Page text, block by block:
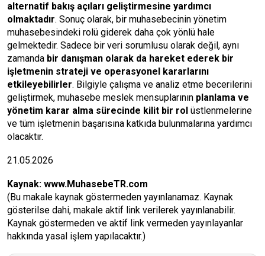
alternatif bakış açıları geliştirmesine yardımcı
olmaktadır. Sonuç olarak, bir muhasebecinin yönetim
muhasebesindeki rolü giderek daha çok yönlü hale
gelmektedir. Sadece bir veri sorumlusu olarak değil, aynı
zamanda bir danışman olarak da hareket ederek bir
işletmenin strateji ve operasyonel kararlarını
etkileyebilirler. Bilgiyle çalışma ve analiz etme becerilerini
geliştirmek, muhasebe meslek mensuplarının planlama ve
yönetim karar alma sürecinde kilit bir rol üstlenmelerine
ve tüm işletmenin başarısına katkıda bulunmalarına yardımcı
olacaktır.
21.05.2026
Kaynak: www.MuhasebeTR.com
(Bu makale kaynak göstermeden yayınlanamaz. Kaynak
gösterilse dahi, makale aktif link verilerek yayınlanabilir.
Kaynak göstermeden ve aktif link vermeden yayınlayanlar
hakkında yasal işlem yapılacaktır.)